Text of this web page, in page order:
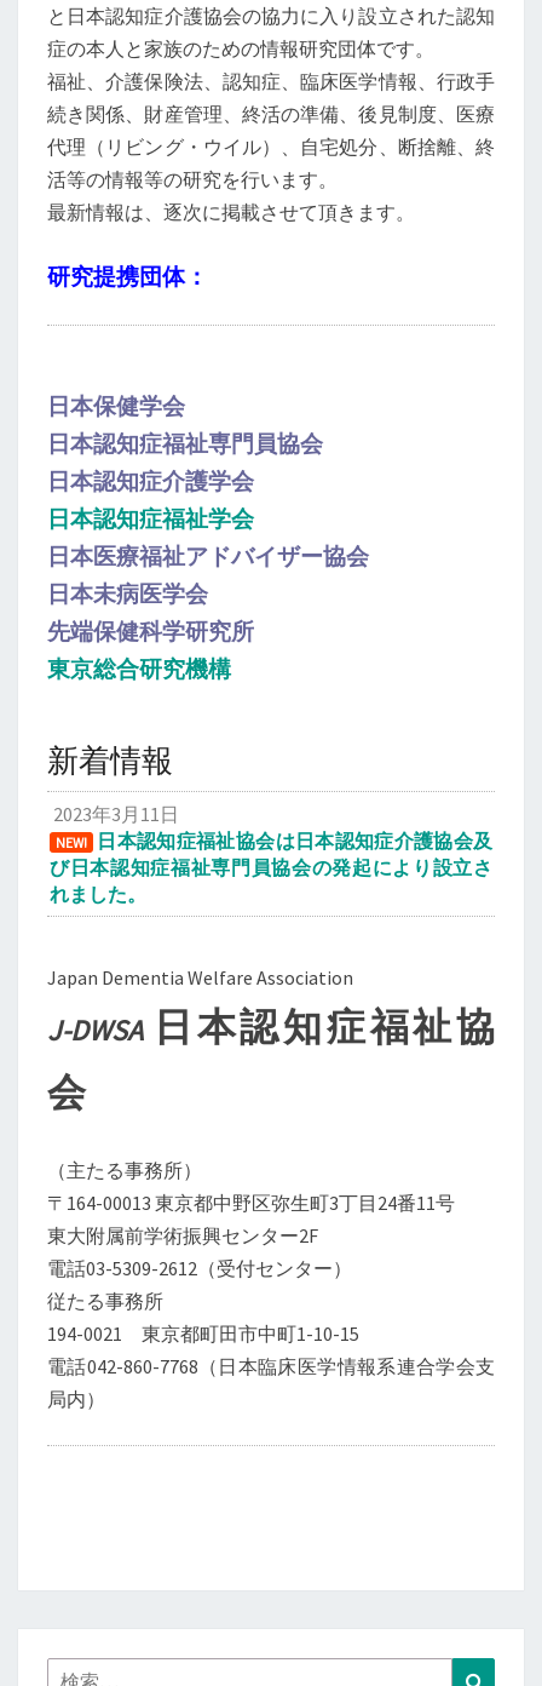
に！
と日本認知症介護協会の協力に入り設立された認知
症の本人と家族のための情報研究団体です。
福祉、介護保険法、認知症、臨床医学情報、行政手
続き関係、財産管理、終活の準備、後見制度、医療
代理（リビング・ウイル）、自宅処分、断捨離、終
活等の情報等の研究を行います。
最新情報は、逐次に掲載させて頂きます。
研究提携団体：
日本保健学会
日本認知症福祉専門員協会
日本認知症介護学会
日本認知症福祉学会
日本医療福祉アドバイザー協会
日本未病医学会
先端保健科学研究所
東京総合研究機構
新着情報
2023年3月11日
NEW!
日本認知症福祉協会は日本認知症介護協会及
び日本認知症福祉専門員協会の発起により設立さ
れました。
Japan Dementia Welfare Association
J-DWSA 日本認知症福祉協
会
（主たる事務所）
〒164-00013 東京都中野区弥生町3丁目24番11号
東大附属前学術振興センター2F
電話03-5309-2612（受付センター）
従たる事務所
194-0021 東京都町田市中町1-10-15
電話042-860-7768（日本臨床医学情報系連合学会支
局内）
検